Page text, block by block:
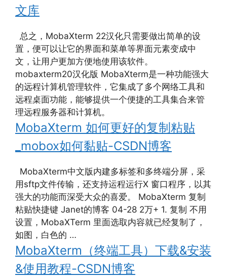
文库
总之，MobaXterm 22汉化只需要做出简单的设
置，便可以让它的界面和菜单等界面元素变成中
文，让用户更加方便地使用该软件。
mobaxterm20汉化版 MobaXterm是一种功能强大
的远程计算机管理软件，它集成了多个网络工具和
远程桌面功能，能够提供一个便捷的工具集合来管
理远程服务器和计算机。
MobaXterm 如何更好的复制粘贴
_mobox如何黏贴-CSDN博客
MobaXterm中文版内建多标签和多终端分屏，采
用sftp文件传输，还支持运程运行X 窗口程序，以其
强大的功能而深受大众的喜爱。 MobaXterm 复制
粘贴快捷键 Janet的博客 04-28 2万+ 1. 复制 不用
设置，MobaXTerm 里面选取内容就已经复制了，
如图，白色的 …
MobaXterm（终端工具）下载&安装
&使用教程-CSDN博客